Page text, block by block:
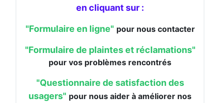
en cliquant sur :
"Formulaire en ligne" pour nous contacter
"Formulaire de plaintes et réclamations"
pour vos problèmes rencontrés
"Questionnaire de satisfaction des
usagers" pour nous aider à améliorer nos